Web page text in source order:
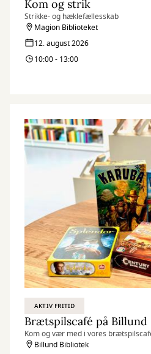
Kom og strik
Strikke- og hæklefællesskab
Magion Biblioteket
12. august 2026
10:00 - 13:00
AKTIV FRITID
Brætspilscafé på
Kom og vær med i vores
Billund Bibliotek